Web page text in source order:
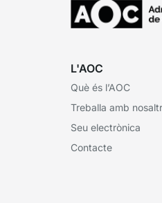
L'AOC
Què és l’AOC
Treballa amb
Seu electrònica
Contacte